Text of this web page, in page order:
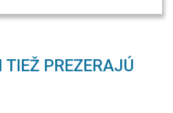
TIEŽ PREZERAJÚ